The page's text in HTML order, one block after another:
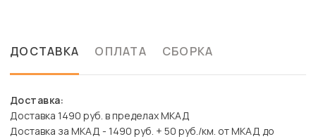
ДОСТАВКА ОПЛАТА СБОРКА
Доставка:
Доставка 1490 руб. в пределах МКАД
Доставка за МКАД - 1490 руб. + 50 руб./км. от МКАД до